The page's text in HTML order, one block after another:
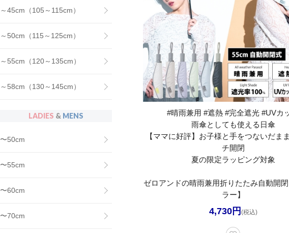
～45cm（105～115cm）
～50cm（115～125cm）
～55cm（120～135cm）
～58cm（130～145cm）
LADIES & MENS
〜50cm
〜55cm
〜60cm
〜70cm
#晴雨兼用 #遮熱 #完全遮光 #UVカ
雨傘としても使える日傘
【ママに好評】お子様と手をつないだま
チ開閉
夏の限定ラッピング対象
ゼロアンドの晴雨兼用折りたたみ自動開
ラー】
4,730円 (税込)